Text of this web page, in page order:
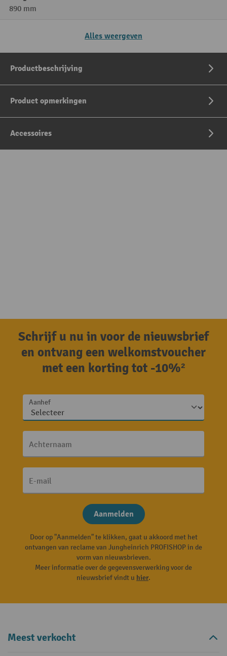
890 mm
Alles weergeven
Productbeschrijving
Product opmerkingen
Accessoires
Schrijf u nu in voor de nieuwsbrief
en ontvang een welkomstvoucher
met een korting tot -10%²
Aanhef
Achternaam
E-mail
Aanmelden
Door op "Aanmelden" te klikken, gaat u akkoord met het
ontvangen van reclame van Jungheinrich PROFISHOP in de
vorm van nieuwsbrieven.
Meer informatie over de gegevensverwerking voor de
nieuwsbrief vindt u hier.
Meest verkocht